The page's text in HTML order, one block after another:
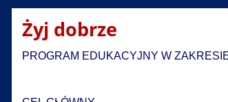
Żyj
dobrze
Żyj dobrze
PROGRAM EDUKACYJNY W